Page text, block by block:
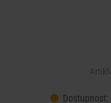
Dostupnost: